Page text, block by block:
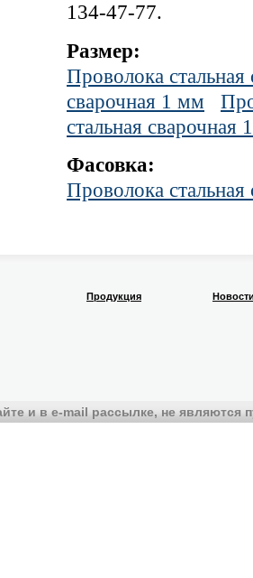
134-47-77.
Размер:
Проволока
сварочная 1 мм
стальная сварочная
Фасовка:
Проволока стальная
Продукция
и в e-mail рассылке, не являются